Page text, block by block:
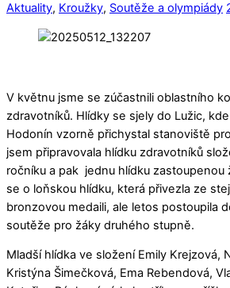
Aktuality, Kroužky, Soutěže a olympiády
V květnu jsme se zúčastnili oblastního
zdravotníků. Hlídky se sjely do Lužic,
Hodonín vzorně přichystal stanoviště
jsem připravovala hlídku zdravotníků
ročníku a pak jednu hlídku zastoupenou
se o loňskou hlídku, která přivezla ze
bronzovou medaili, ale letos postoupila
soutěže pro žáky druhého stupně.
Mladší hlídka ve složení Emily Krejzová,
Kristýna Šimečková, Ema Rebendová,